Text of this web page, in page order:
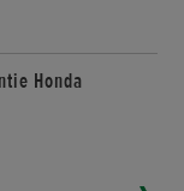
Honda